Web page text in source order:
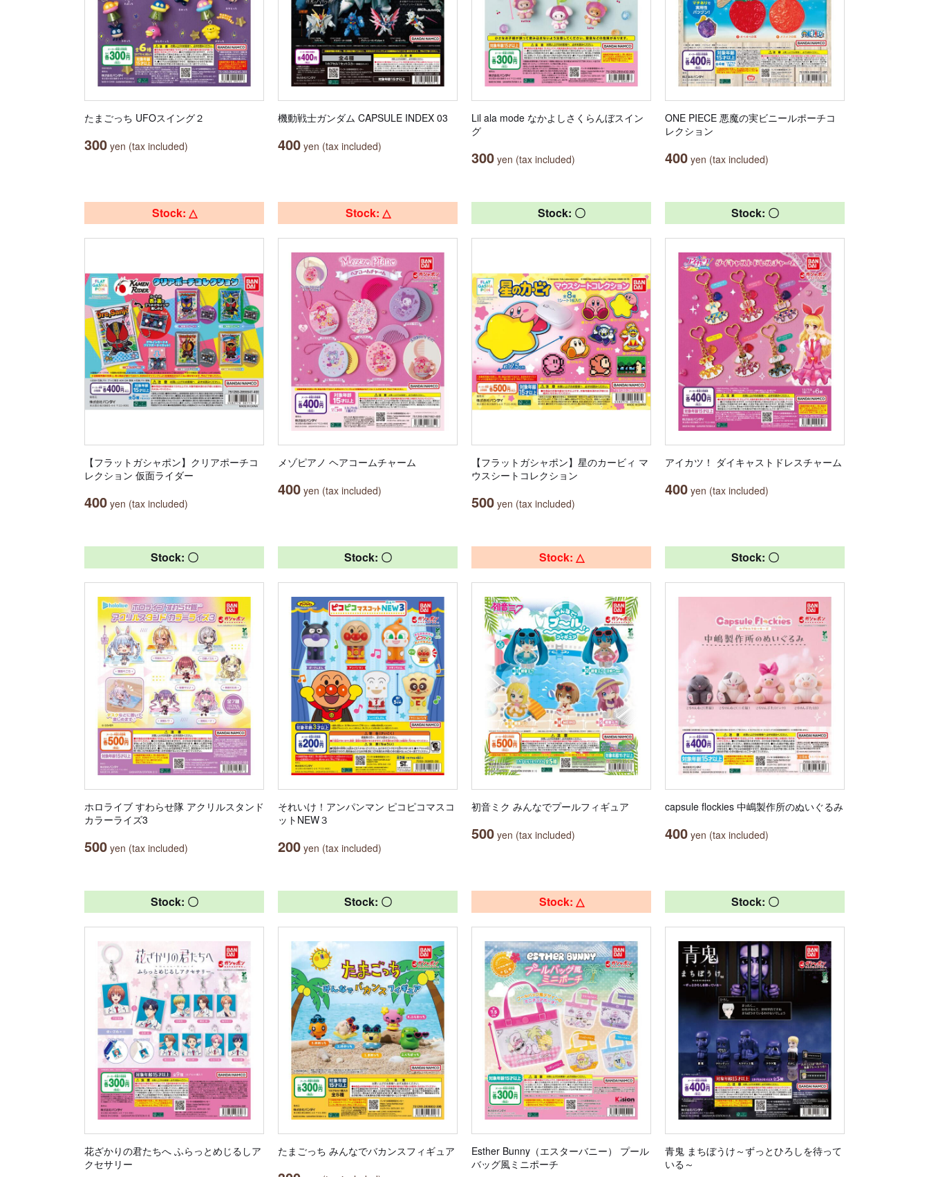
たまごっち UFOスイング２
300 yen (tax included)
機動戦士ガンダム CAPSULE INDEX 03
400 yen (tax included)
Lil ala mode なかよしさくらんぼスイン
グ
300 yen (tax included)
ONE PIECE 悪魔の実ビニールポーチコ
レクション
400 yen (tax included)
Stock: △
【フラットガシャポン】クリアポーチコ
レクション 仮面ライダー
400 yen (tax included)
Stock: △
メゾピアノ ヘアコームチャーム
400 yen (tax included)
Stock: 〇
【フラットガシャポン】星のカービィ マ
ウスシートコレクション
500 yen (tax included)
Stock: 〇
アイカツ！ ダイキャストドレスチャーム
400 yen (tax included)
Stock: 〇
ホロライブ すわらせ隊 アクリルスタンド
カラーライズ3
500 yen (tax included)
Stock: 〇
それいけ！アンパンマン ピコピコマスコ
ットNEW３
200 yen (tax included)
Stock: △
初音ミク みんなでプールフィギュア
500 yen (tax included)
Stock: 〇
capsule flockies 中嶋製作所のぬいぐるみ
400 yen (tax included)
Stock: 〇
花ざかりの君たちへ ふらっとめじるしア
クセサリー
Stock: 〇
たまごっち みんなでバカンスフィギュア
Stock: △
Esther Bunny（エスターバニー） プール
バッグ風ミニポーチ
Stock: 〇
青鬼 まちぼうけ～ずっとひろしを待って
いる～